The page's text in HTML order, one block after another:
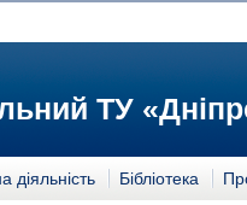
ТУ
діяльність Бібліотека